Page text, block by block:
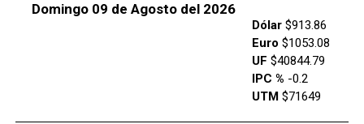
Domingo 09 de Agosto del 2026
Dólar$913.86
Euro $1053.08
UF $40844.79
IPC % -0.2
UTM$71649